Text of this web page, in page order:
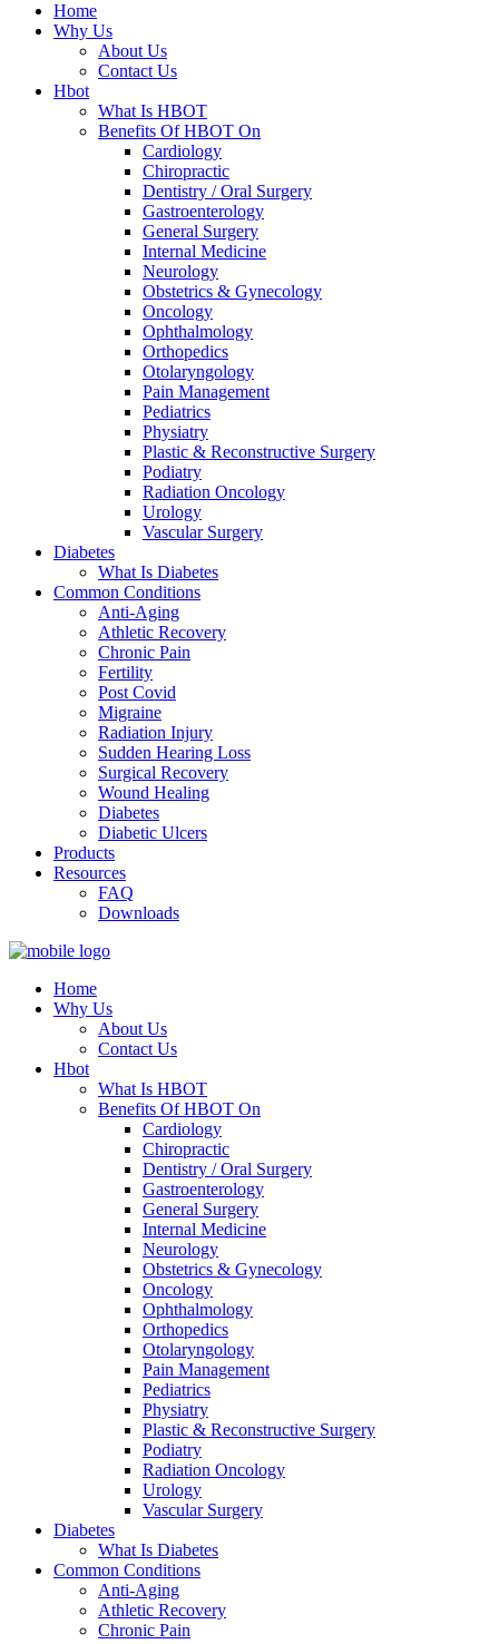
Home
Why Us
About Us
Contact Us
Hbot
What Is HBOT
Benefits Of HBOT On
Cardiology
Chiropractic
Dentistry / Oral Surgery
Gastroenterology
General Surgery
Internal Medicine
Neurology
Obstetrics & Gynecology
Oncology
Ophthalmology
Orthopedics
Otolaryngology
Pain Management
Pediatrics
Physiatry
Plastic & Reconstructive Surgery
Podiatry
Radiation Oncology
Urology
Vascular Surgery
Diabetes
What Is Diabetes
Common Conditions
Anti-Aging
Athletic Recovery
Chronic Pain
Fertility
Post Covid
Migraine
Radiation Injury
Sudden Hearing Loss
Surgical Recovery
Wound Healing
Diabetes
Diabetic Ulcers
Products
Resources
FAQ
Downloads
Home
Why Us
About Us
Contact Us
Hbot
What Is HBOT
Benefits Of HBOT On
Cardiology
Chiropractic
Dentistry / Oral Surgery
Gastroenterology
General Surgery
Internal Medicine
Neurology
Obstetrics & Gynecology
Oncology
Ophthalmology
Orthopedics
Otolaryngology
Pain Management
Pediatrics
Physiatry
Plastic & Reconstructive Surgery
Podiatry
Radiation Oncology
Urology
Vascular Surgery
Diabetes
What Is Diabetes
Common Conditions
Anti-Aging
Athletic Recovery
Chronic Pain